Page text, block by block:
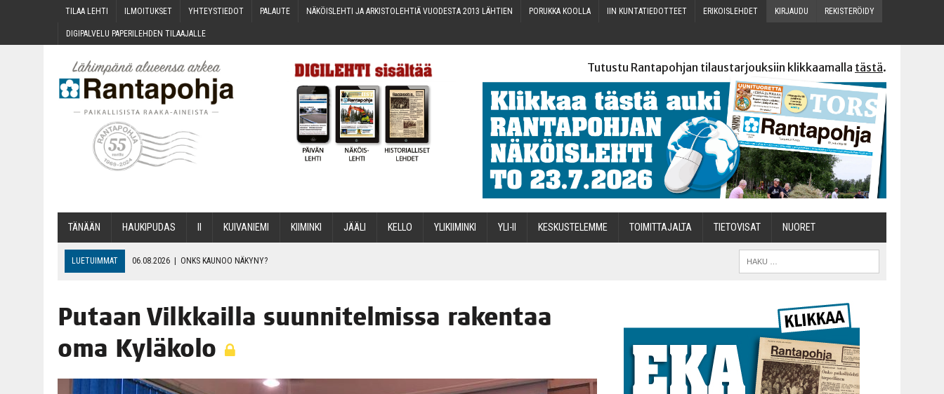
TILAA LEH­TI ILMOI­TUK­SET YHTEYS­TIE­DOT PALAU­TE NÄKÖIS­LEH­TI JA ARKIS­TO­LEH­TIÄ VUO­DES­TA 2013 LÄHTIEN PORUK­KA KOOLLA IIN KUN­TA­TIE­DOT­TEET ERI­KOIS­LEH­DET KIR­JAU­DU REKIS­TE­RÖI­DY
DIGI­PAL­VE­LU PAPE­RI­LEH­DEN TILAAJALLE
Tutustu Rantapohjan tilaustarjouksiin klikkaamalla tästä.
TÄNÄÄN HAU­KI­PU­DAS KUI­VA­NIE­MI KII­MIN­KI JÄÄ­LI KEL­LO YLI­KII­MIN­KI YLI-II KES­KUS­TE­LEM­ME TOI­MIT­TA­JAL­TA TIETOVISAT NUO­RET
LUETUIMMAT 06.08.2026 | ONKS KAU­NOO NÄKYNY?
06.08.2026 OPIN­TOI­HIN KAN­SA­LAIS­OPIS­TOS­SA VOI SAA­DA AVUSTUSTA
06.08.2026 KII­MIN­KI­PÄI­VÄT JÄR­JES­TE­TÄÄN PERIN­TEI­TÄ KUNNIOITTAEN
Putaan Vilk­kail­la suun­ni­tel­mis­sa raken­taa
oma Kyläkolo